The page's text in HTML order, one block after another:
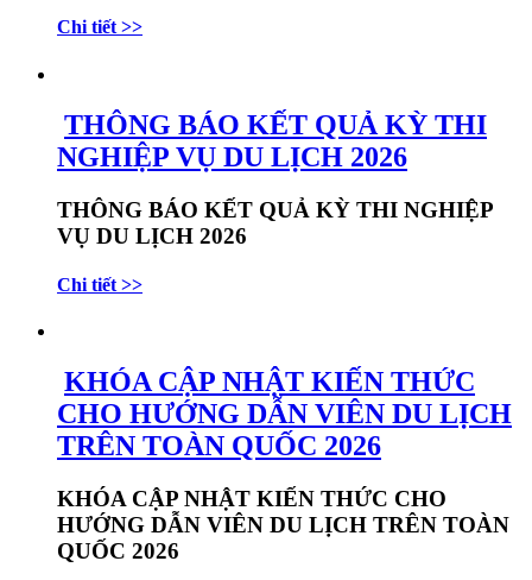
Chi tiết >>
THÔNG BÁO KẾT QUẢ KỲ THI
NGHIỆP VỤ DU LỊCH 2026
THÔNG BÁO KẾT QUẢ KỲ THI NGHIỆP
VỤ DU LỊCH 2026
Chi tiết >>
KHÓA CẬP NHẬT KIẾN THỨC
CHO HƯỚNG DẪN VIÊN DU LỊCH
TRÊN TOÀN QUỐC 2026
KHÓA CẬP NHẬT KIẾN THỨC CHO
HƯỚNG DẪN VIÊN DU LỊCH TRÊN TOÀN
QUỐC 2026